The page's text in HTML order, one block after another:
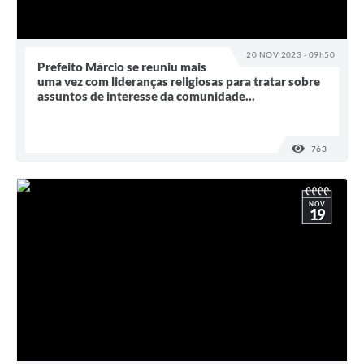
20 NOV 2023 - 09h50
Prefeito Márcio se reuniu mais
uma vez com lideranças religiosas para tratar sobre
assuntos de interesse da comunidade...
763
NOV
19